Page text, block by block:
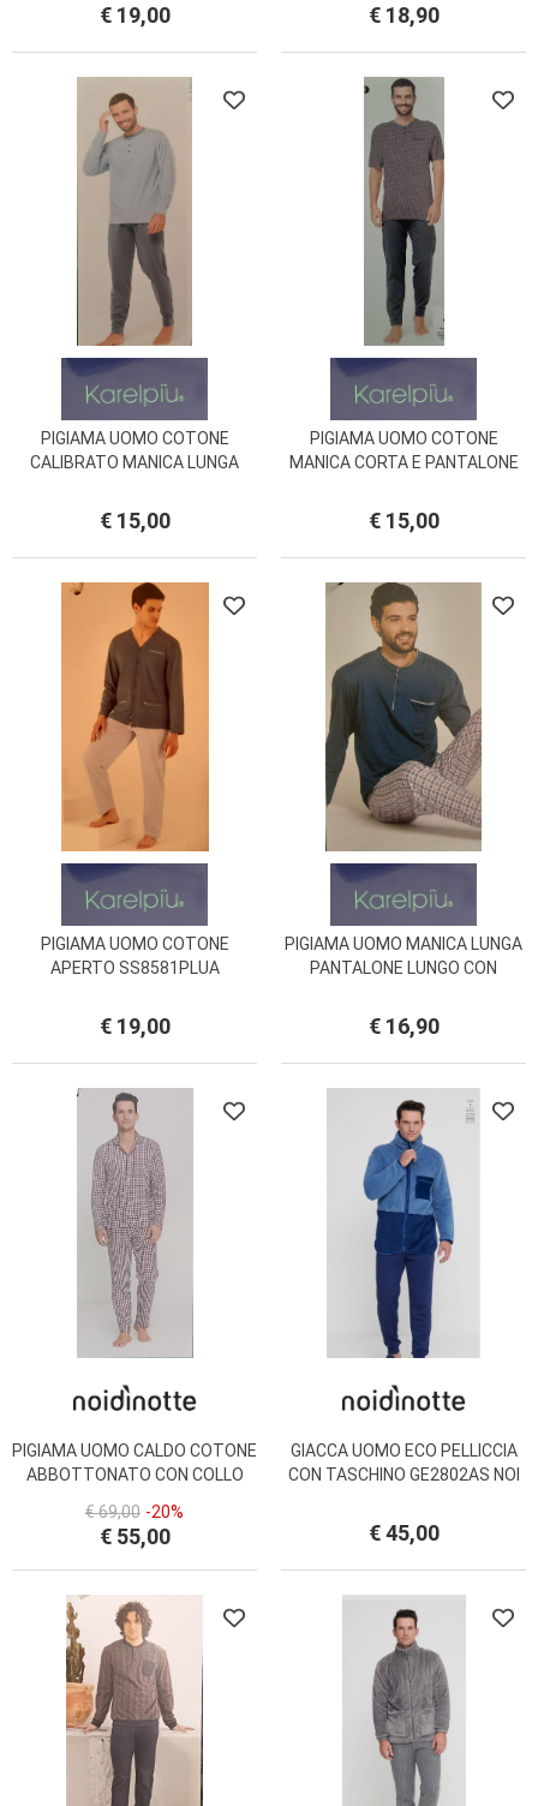
€ 19,00 EMOZIONI
€ 18,90
PIGIAMA UOMO COTONE
CALIBRATO MANICA LUNGA
POLSINI SC0511PLUX
€ 15,00
PIGIAMA UOMO COTONE
MANICA CORTA E PANTALONE
KARELPIU VANUE'
€ 15,00
PIGIAMA UOMO COTONE
APERTO SS8581PLUA
€ 19,00
PIGIAMA UOMO MANICA LUNGA
PANTALONE LUNGO CON
VS0233PLU
€ 16,90
PIGIAMA UOMO CALDO COTONE
ABBOTTONATO CON COLLO
€ 69,00 -20%
€ 55,00
GIACCA UOMO ECO PELLICCIA
CON TASCHINO GE2802AS NOI
€ 45,00